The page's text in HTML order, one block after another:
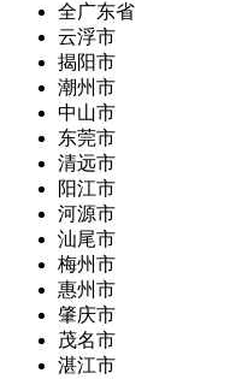
全广东省
云浮市
揭阳市
潮州市
中山市
东莞市
清远市
阳江市
河源市
汕尾市
梅州市
惠州市
肇庆市
茂名市
湛江市